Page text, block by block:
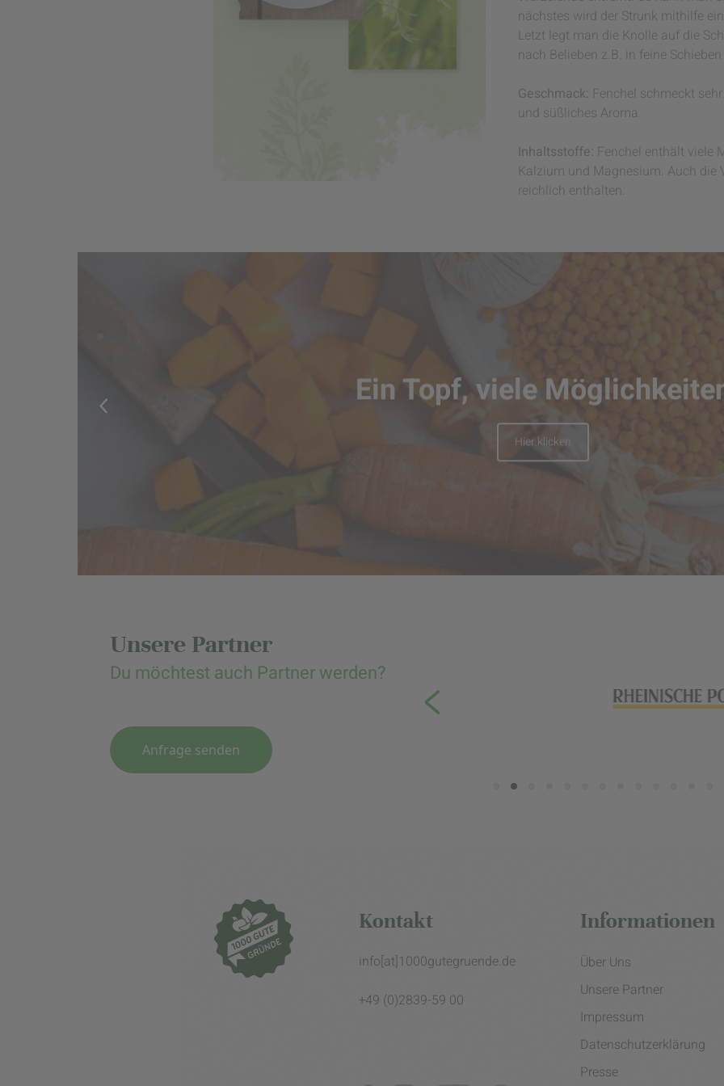
nächstes wird der Strunk mithilfe
Letzt legt man die Knolle auf die
nach Belieben z.B. in feine
Geschmack: Fenchel schmeckt
und süßliches Aroma.
Inhaltsstoffe: Fenchel enthält viele
Kalzium und Magnesium. Auch die
reichlich enthalten.
Ein Topf, viele
Hier klicken
Unsere Partner
Du möchtest auch Partner werden?
Anfrage senden
Kontakt
info[at]1000gutegruende.de
+49 (0)2839-59 00
Informationen
Über Uns
Unsere Partner
Impressum
Datenschutzerklärung
Presse